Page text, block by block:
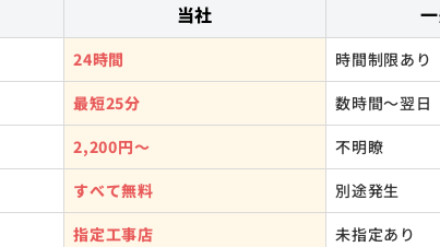
当社
24時間
時間制限あり
最短25分
数時間〜翌日
2,200円〜
不明瞭
すべて無料
別途発生
指定工事店
未指定あり